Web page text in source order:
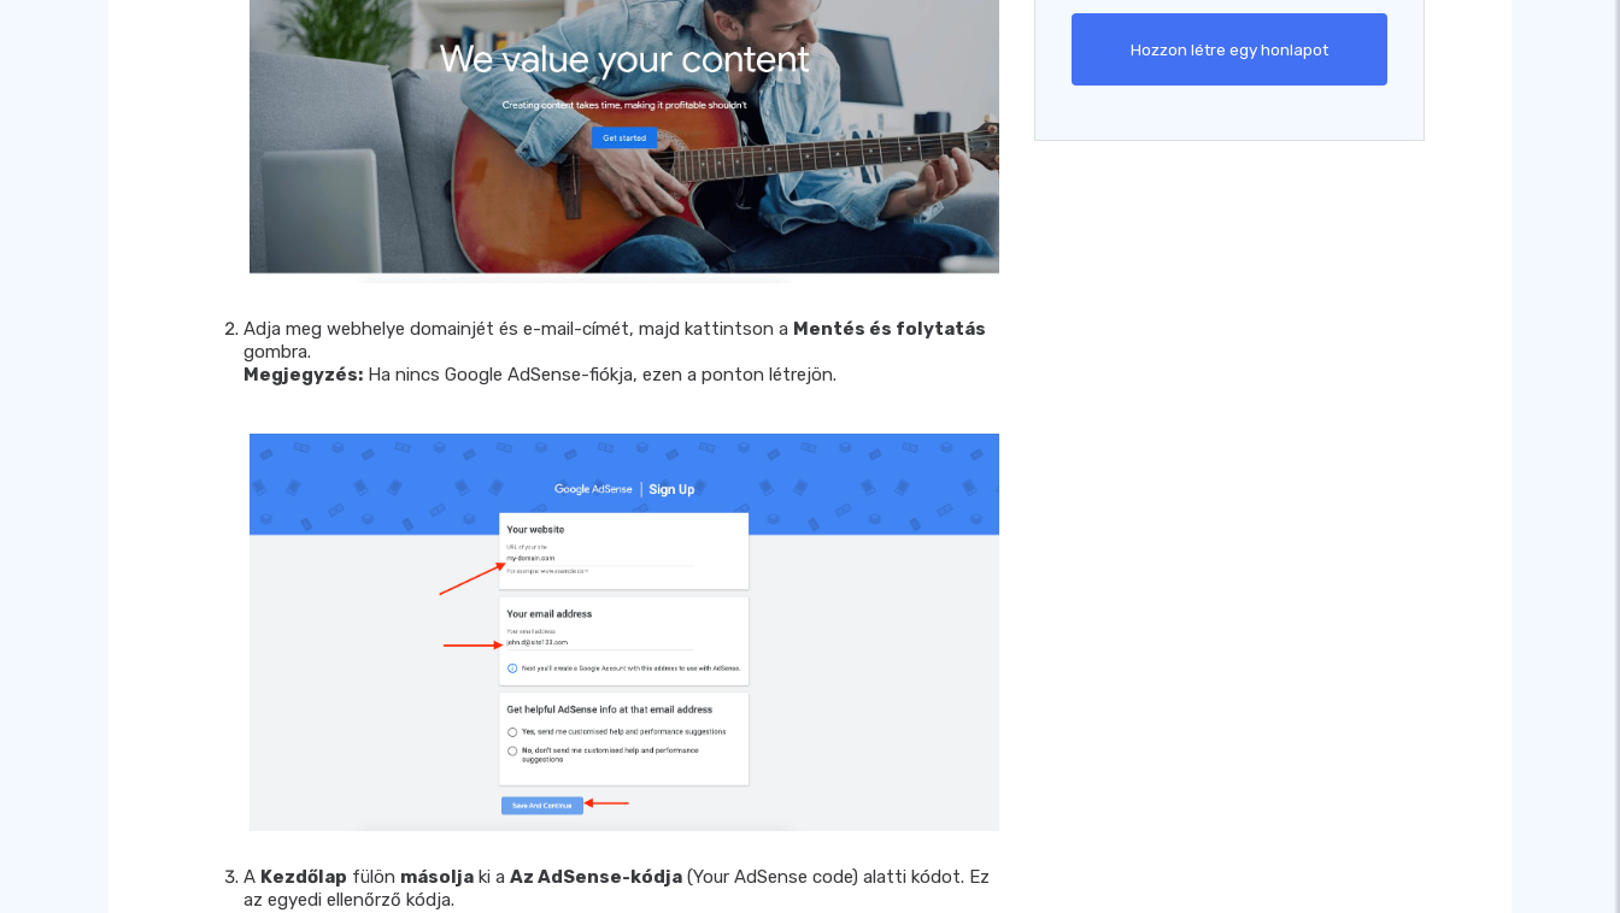
Adja meg webhelye domainjét és e-mail-címét, majd kattintson a Mentés és folytatás
gombra.
Megjegyzés: Ha nincs Google AdSense-fiókja, ezen a ponton létrejön.
A Kezdőlap fülön másolja ki a Az AdSense-kódja (Your AdSense code) alatti kódot. Ez
az egyedi ellenőrző kódja.
Hozzon létre egy honlapot